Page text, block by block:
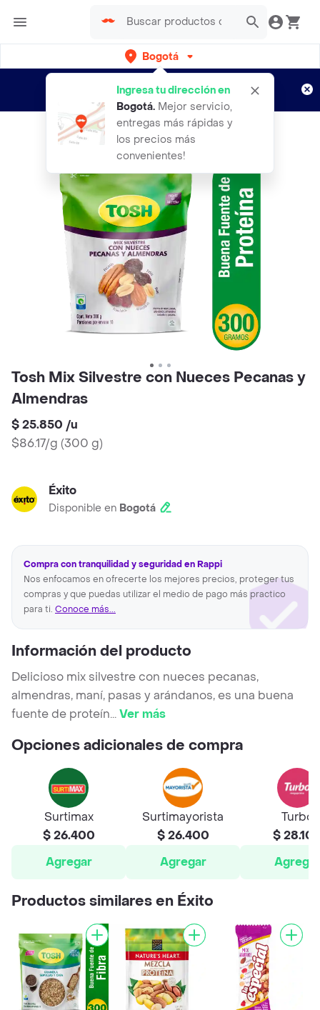
Bogotá
Ingresa tu dirección en
Bogotá. Mejor servicio,
entregas más rápidas y
los precios más
convenientes!
envíos gratis por semanas
Aplican TyC
Tosh Mix Silvestre con Nueces Pecanas y
Almendras
$ 25.850 /u
$86.17/g (300 g)
Éxito
Disponible en Bogotá
Compra con tranquilidad y seguridad en Rappi
Nos enfocamos en ofrecerte los mejores precios, proteger tus
compras y que puedas utilizar el medio de pago más practico
para ti. Conoce más...
Información del producto
Delicioso mix silvestre con nueces pecanas,
almendras, maní, pasas y arándanos, es una buena
fuente de proteín...Ver más
Opciones adicionales de compra
Surtimax
$ 26.400
Agregar
Surtimayorista
$ 26.400
Agregar
Turbo
$
Agregar
Productos similares en Éxito